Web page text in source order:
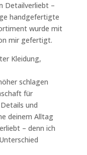
Detailverliebt –
handgefertigte
wurde mit
mir gefertigt.
Kleidung,
schlagen
für
und
deinem Alltag
– denn ich